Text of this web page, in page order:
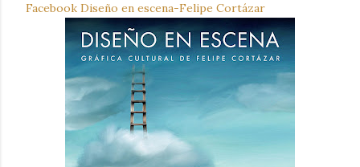
Facebook Diseño en escena-Felipe Cortázar